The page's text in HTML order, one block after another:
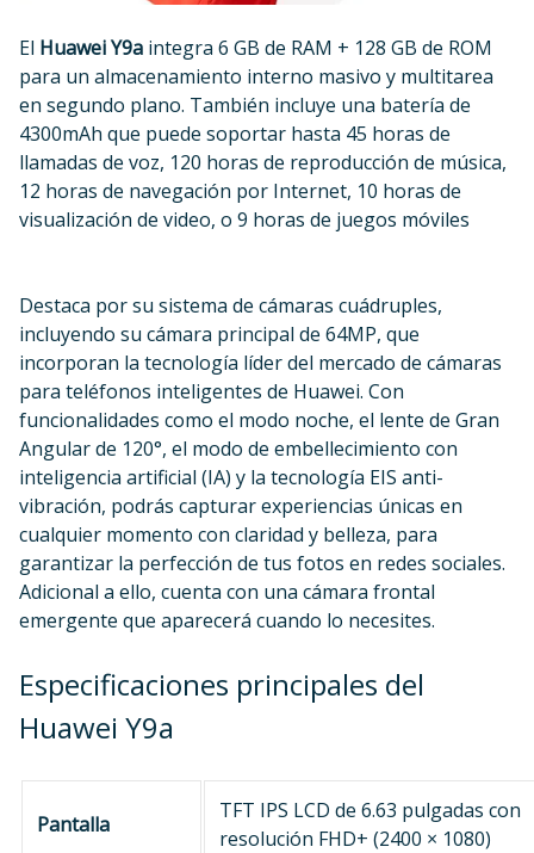
El Huawei Y9a integra 6 GB de RAM + 128 GB de ROM
para un almacenamiento interno masivo y multitarea
en segundo plano. También incluye una batería de
4300mAh que puede soportar hasta 45 horas de
llamadas de voz, 120 horas de reproducción de música,
12 horas de navegación por Internet, 10 horas de
visualización de video, o 9 horas de juegos móviles
Destaca por su sistema de cámaras cuádruples,
incluyendo su cámara principal de 64MP, que
incorporan la tecnología líder del mercado de cámaras
para teléfonos inteligentes de Huawei. Con
funcionalidades como el modo noche, el lente de Gran
Angular de 120°, el modo de embellecimiento con
inteligencia artificial (IA) y la tecnología EIS anti-
vibración, podrás capturar experiencias únicas en
cualquier momento con claridad y belleza, para
garantizar la perfección de tus fotos en redes sociales.
Adicional a ello, cuenta con una cámara frontal
emergente que aparecerá cuando lo necesites.
Especificaciones principales del
Huawei Y9a
Pantalla
TFT IPS LCD de 6.63 pulgadas con
resolución FHD+ (2400 × 1080)